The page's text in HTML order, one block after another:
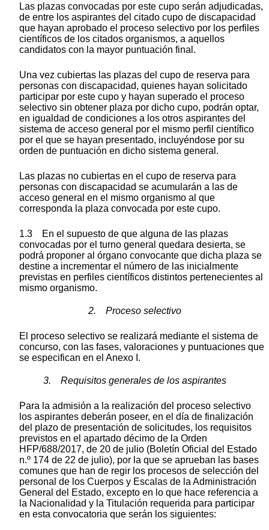
Las plazas convocadas por este cupo serán adjudicadas,
de entre los aspirantes del citado cupo de discapacidad
que hayan aprobado el proceso selectivo por los perfiles
científicos de los citados organismos, a aquellos
candidatos con la mayor puntuación final.
Una vez cubiertas las plazas del cupo de reserva para
personas con discapacidad, quienes hayan solicitado
participar por este cupo y hayan superado el proceso
selectivo sin obtener plaza por dicho cupo, podrán optar,
en igualdad de condiciones a los otros aspirantes del
sistema de acceso general por el mismo perfil científico
por el que se hayan presentado, incluyéndose por su
orden de puntuación en dicho sistema general.
Las plazas no cubiertas en el cupo de reserva para
personas con discapacidad se acumularán a las de
acceso general en el mismo organismo al que
corresponda la plaza convocada por este cupo.
1.3 En el supuesto de que alguna de las plazas
convocadas por el turno general quedara desierta, se
podrá proponer al órgano convocante que dicha plaza se
destine a incrementar el número de las inicialmente
previstas en perfiles científicos distintos pertenecientes al
mismo organismo.
2. Proceso selectivo
El proceso selectivo se realizará mediante el sistema de
concurso, con las fases, valoraciones y puntuaciones que
se especifican en el Anexo I.
3. Requisitos generales de los aspirantes
Para la admisión a la realización del proceso selectivo
los aspirantes deberán poseer, en el día de finalización
del plazo de presentación de solicitudes, los requisitos
previstos en el apartado décimo de la Orden
HFP/688/2017, de 20 de julio (Boletín Oficial del Estado
n.º 174 de 22 de julio), por la que se aprueban las bases
comunes que han de regir los procesos de selección del
personal de los Cuerpos y Escalas de la Administración
General del Estado, excepto en lo que hace referencia a
la Nacionalidad y la Titulación requerida para participar
en esta convocatoria que serán los siguientes: